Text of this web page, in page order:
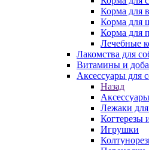
Корма для
Корма для
Корма для
Лечебные
Лакомства для
Витамины и
Аксессуары для
Назад
Лежаки для
Игрушки